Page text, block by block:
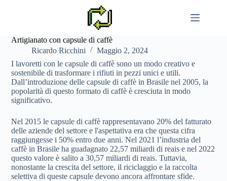
Artigianato con capsule di caffè
Ricardo Ricchini
Maggio 2, 2024
I lavoretti con le capsule di caffè sono un modo creativo e
sostenibile di trasformare i rifiuti in pezzi unici e utili.
Dall’introduzione delle capsule di caffè in Brasile nel 2005, la
popolarità di questo formato di caffè è cresciuta in modo
significativo.
Nel 2015 le capsule di caffè rappresentavano 20% del fatturato
delle aziende del settore e l'aspettativa era che questa cifra
raggiungesse i 50% entro due anni. Nel 2021 l’industria del
caffè in Brasile ha guadagnato 22,57 miliardi di reais e nel 2022
questo valore è salito a 30,57 miliardi di reais. Tuttavia,
nonostante la crescita del settore, il riciclaggio e la raccolta
selettiva di queste capsule devono ancora affrontare sfide.